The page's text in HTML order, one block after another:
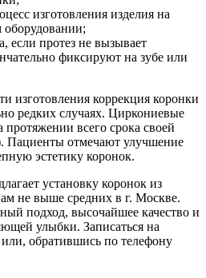
изготовления изделия на
оборудовании;
если протез не вызывает
фиксируют на зубе или
изготовления коррекция коронки
редких случаях. Циркониевые
всего срока своей
Пациенты отмечают улучшение
эстетику коронок.
установку коронок из
не выше средних в г. Москве.
подход, высочайшее качество и
улыбки. Записаться на
обратившись по телефону